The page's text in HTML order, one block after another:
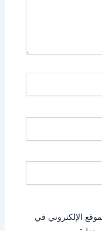
الإلكتروني في